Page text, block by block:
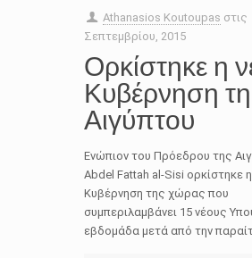
Athanasios Koutoupas στις
Σεπτεμβρίου, 2015
Ορκίστηκε η
Κυβέρνηση
Αιγύπτου
Ενώπιον του Πρόεδρου της
Abdel Fattah al-Sisi ορκίστηκε
Κυβέρνηση της χώρας που
συμπεριλαμβάνει 15 νέους
εβδομάδα μετά από την